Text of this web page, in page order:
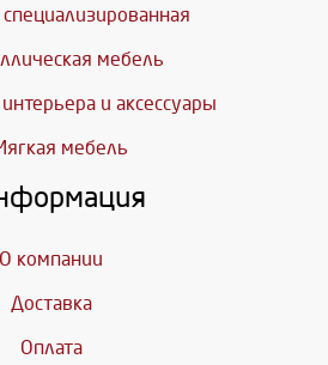
мебель
и аксессуары
мебель
О компании
Доставка
Оплата